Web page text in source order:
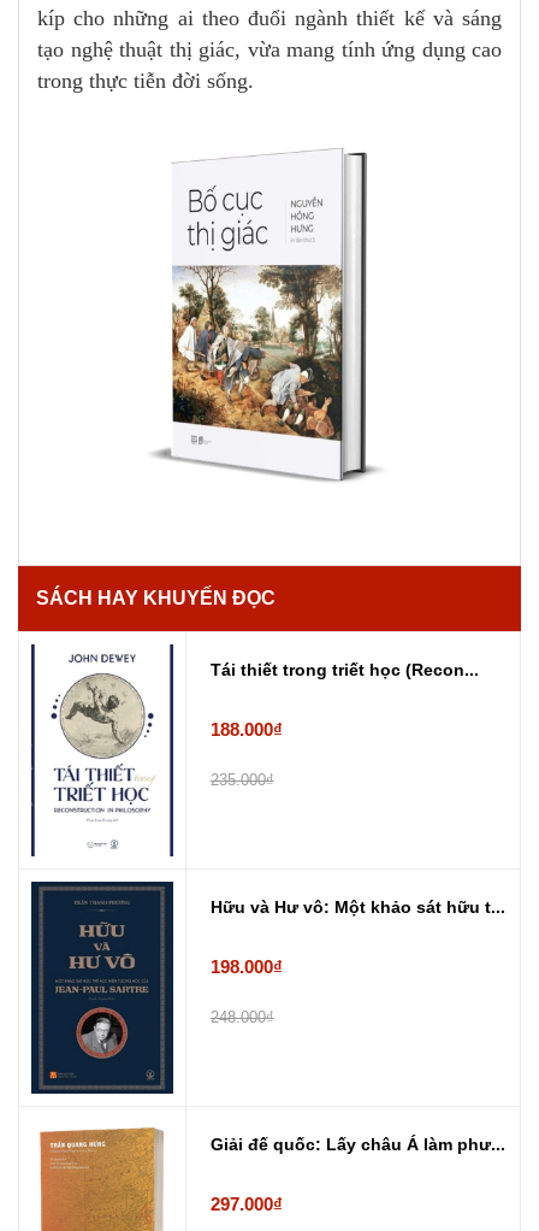
kíp cho những ai theo đuổi ngành thiết kế và sáng
tạo nghệ thuật thị giác, vừa mang tính ứng dụng cao
trong thực tiễn đời sống.
SÁCH HAY KHUYẾN ĐỌC
Tái thiết trong triết học (Recon...
188.000₫
235.000₫
Hữu và Hư vô: Một khảo sát hữu t...
198.000₫
248.000₫
Giải đế quốc: Lấy châu Á làm phư...
297.000₫